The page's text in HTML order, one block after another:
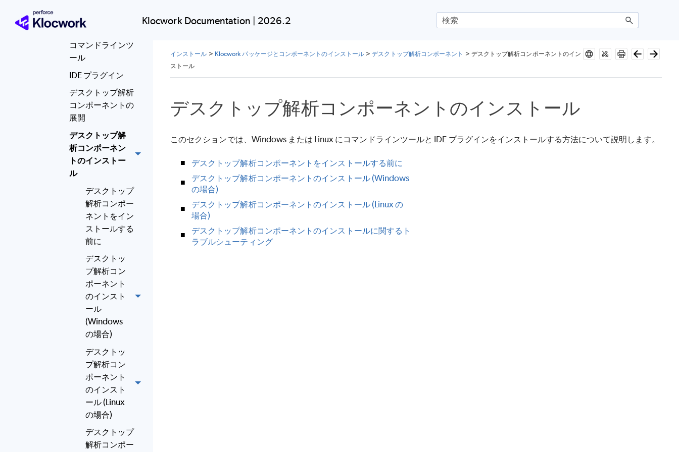
メイン コンテンツにスキップ
Klocwork Documentation | 2026.2
デスクトップ解析コ
ンポーネント
コマンドラインツ
ール
IDE プラグイン
デスクトップ解析
コンポーネントの
展開
デスクトップ解
析コンポーネン
トのインストー
ル
デスクトップ
解析コンポー
ネントをイン
ストールする
前に
デスクトッ
プ解析コン
ポーネント
のインスト
ール
(Windows
の場合)
デスクトッ
プ解析コン
ポーネント
のインスト
ール (Linux
の場合)
デスクトップ
解析コンポー
インストール > Klocwork パッケージとコンポーネントのインストール >デスクトップ解析コンポーネント > デスクトップ解析コンポーネントのイン
ストール
デスクトップ解析コンポーネントのインストール
このセクションでは、Windows または Linux にコマンドラインツールと IDE プラグインをインストールする方法について説明します。
デスクトップ解析コンポーネントをインストールする前に
デスクトップ解析コンポーネントのインストール (Windows
の場合)
デスクトップ解析コンポーネントのインストール (Linux の
場合)
デスクトップ解析コンポーネントのインストールに関するト
ラブルシューティング